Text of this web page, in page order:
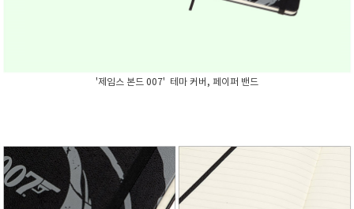
'제임스 본드 007' 테마 커버, 페이퍼 밴드